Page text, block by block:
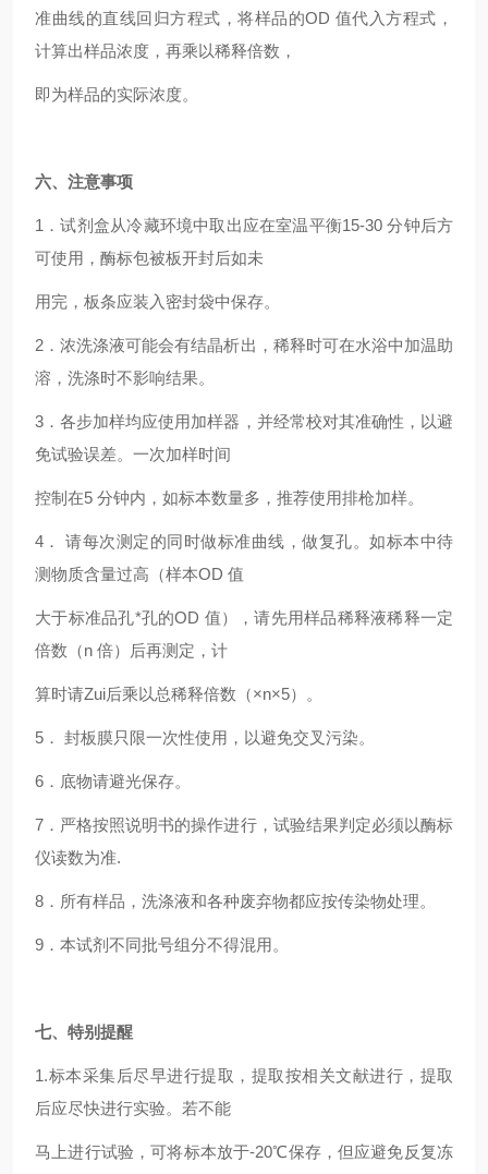
准曲线的直线回归方程式，将样品的OD 值代入方程式，
计算出样品浓度，再乘以稀释倍数，
即为样品的实际浓度。
六、注意事项
1 ．试剂盒从冷藏环境中取出应在室温平衡15-30 分钟后方
可使用，酶标包被板开封后如未
用完，板条应装入密封袋中保存。
2 ．浓洗涤液可能会有结晶析出，稀释时可在水浴中加温助
溶，洗涤时不影响结果。
3 ．各步加样均应使用加样器，并经常校对其准确性，以避
免试验误差。一次加样时间
控制在5 分钟内，如标本数量多，推荐使用排枪加样。
4 ． 请每次测定的同时做标准曲线，做复孔。如标本中待
测物质含量过高（样本OD 值
大于标准品孔*孔的OD 值），请先用样品稀释液稀释一定
倍数（n 倍）后再测定，计
算时请Zui后乘以总稀释倍数（×n×5）。
5 ． 封板膜只限一次性使用，以避免交叉污染。
6 ．底物请避光保存。
7 ．严格按照说明书的操作进行，试验结果判定必须以酶标
仪读数为准.
8 ．所有样品，洗涤液和各种废弃物都应按传染物处理。
9 ．本试剂不同批号组分不得混用。
七、特别提醒
1.标本采集后尽早进行提取，提取按相关文献进行，提取
后应尽快进行实验。若不能
马上进行试验，可将标本放于-20℃保存，但应避免反复冻